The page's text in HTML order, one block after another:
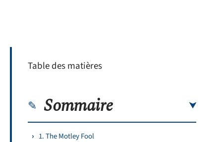
Table des matières
Sommaire
1. The Motley Fool